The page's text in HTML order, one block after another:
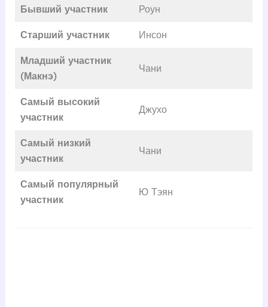
Бывший участник Роун
Старший участник Инсон
Младший участник
(Макнэ)
Чани
Самый высокий
участник
Джухо
Самый низкий
участник
Чани
Самый популярный
участник
Ю Тэян